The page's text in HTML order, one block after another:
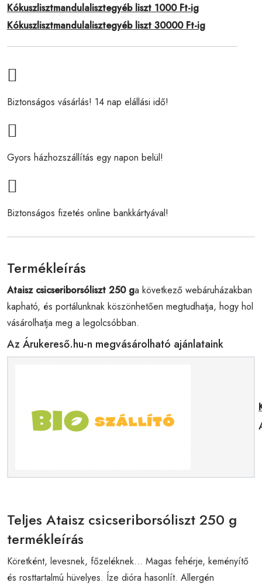
Kókuszlisztmandulalisztegyéb liszt 1000 Ft-ig
Kókuszlisztmandulalisztegyéb liszt 30000 Ft-ig
Biztonságos vásárlás! 14 nap elállási idő!
Gyors házhozszállítás egy napon belül!
Biztonságos fizetés online bankkártyával!
Termékleírás
Ataisz csicseriborsóliszt 250 ga következő webáruházakban
kapható, és portálunknak köszönhetően megtudhatja, hogy hol
vásárolhatja meg a legolcsóbban.
Az Árukereső.hu-n megvásárolható ajánlataink
Teljes Ataisz csicseriborsóliszt 250 g
termékleírás
Köretként, levesnek, főzeléknek... Magas fehérje, keményítő
és rosttartalmú hüvelyes. Íze dióra hasonlít. Allergén